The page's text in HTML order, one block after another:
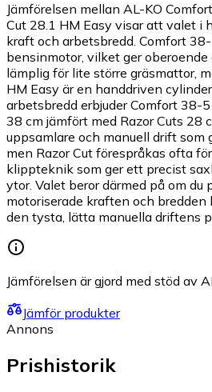
Jämförelsen mellan AL-KO
Cut 28.1 HM Easy visar att valet i
kraft och arbetsbredd. Comfort
bensinmotor, vilket ger
lämplig för lite större gräsmattor,
HM Easy är en handdriven
arbetsbredd erbjuder Comfort 38-
38 cm jämfört med Razor Cuts 28
uppsamlare och manuell drift som
men Razor Cut förespråkas ofta
klippteknik som ger ett precist
ytor. Valet beror därmed på om du
motoriserade kraften och
den tysta, lätta manuella driftens
Jämförelsen är gjord med stöd av
Jämför produkter
Annons
Prishistorik